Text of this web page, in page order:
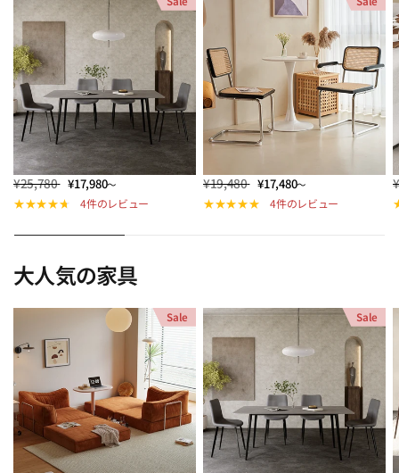
¥25,780 ¥17,980～
4件のレビュー
¥19,480 ¥17,480～
4件のレビュー
大人気の家具
Sale Sale